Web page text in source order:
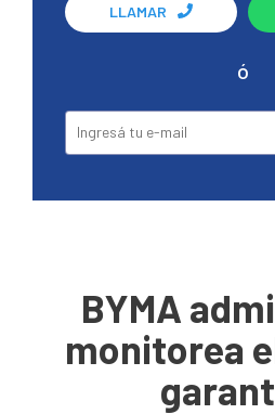
LLAMAR
ó
BYMA
monitorea